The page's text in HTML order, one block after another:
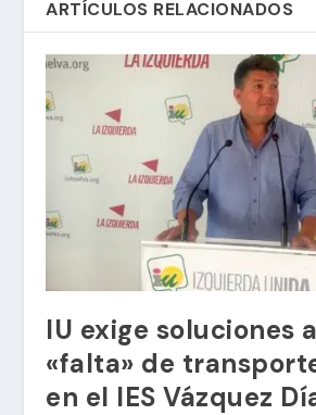
ARTÍCULOS RELACIONADOS
IU exige soluciones
«falta» de
en el IES Vázquez